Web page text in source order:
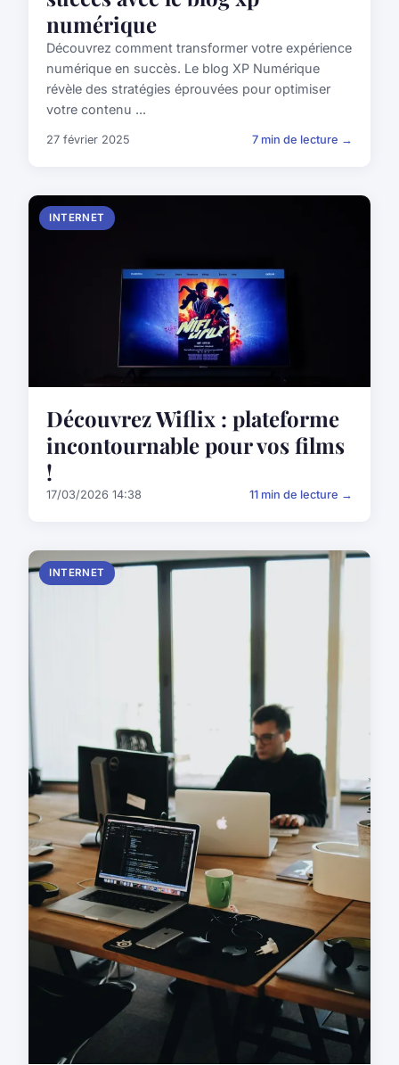
numérique
Découvrez comment transformer votre expérience
numérique en succès. Le blog XP Numérique
révèle des stratégies éprouvées pour optimiser
votre contenu ...
27 février 2025 7 min de lecture →
INTERNET
Découvrez Wiflix : plateforme
incontournable pour vos films
!
17/03/2026 14:38 11 min de lecture →
INTERNET